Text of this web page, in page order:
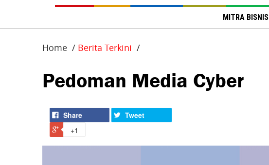
MITRA BISNIS
Home Berita Terkini
Pedoman Media Cyber
Share
Tweet
+1